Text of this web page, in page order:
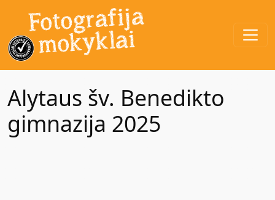
Alytaus šv. Benedikto
gimnazija 2025